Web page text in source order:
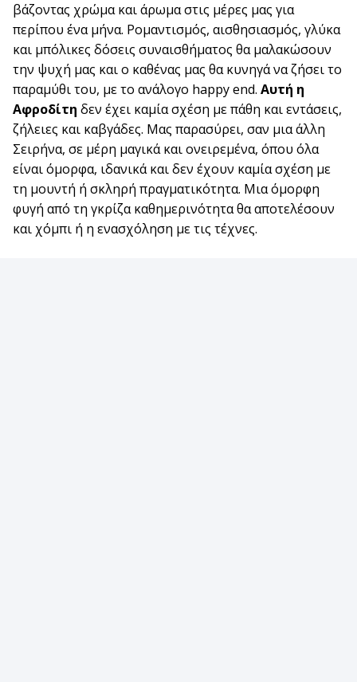
βάζοντας χρώμα και άρωμα στις μέρες μας για
περίπου ένα μήνα. Ρομαντισμός, αισθησιασμός, γλύκα
και μπόλικες δόσεις συναισθήματος θα μαλακώσουν
την ψυχή μας και ο καθένας μας θα κυνηγά να ζήσει το
παραμύθι του, με το ανάλογο happy end. Αυτή η
Αφροδίτη δεν έχει καμία σχέση με πάθη και εντάσεις,
ζήλειες και καβγάδες. Μας παρασύρει, σαν μια άλλη
Σειρήνα, σε μέρη μαγικά και ονειρεμένα, όπου όλα
είναι όμορφα, ιδανικά και δεν έχουν καμία σχέση με
τη μουντή ή σκληρή πραγματικότητα. Μια όμορφη
φυγή από τη γκρίζα καθημερινότητα θα αποτελέσουν
και χόμπι ή η ενασχόληση με τις τέχνες.